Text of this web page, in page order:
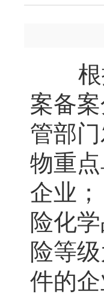
根据
案备
管部
物重
企业
险化
险等
件的